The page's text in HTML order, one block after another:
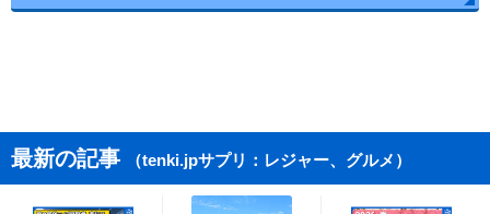
最新の記事 （tenki.jpサプリ：レジャー、グルメ）